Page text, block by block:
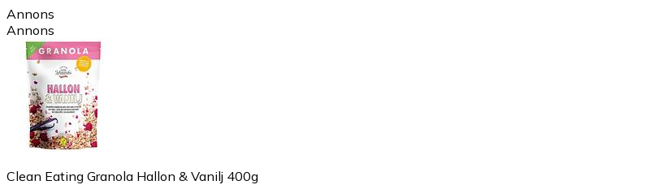
Annons
Annons
Clean Eating Granola Hallon & Vanilj 400g